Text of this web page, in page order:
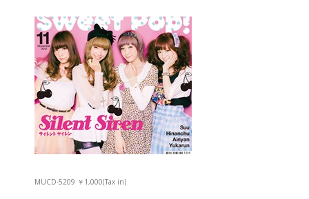
MUCD-5209 ￥1,000(Tax in)